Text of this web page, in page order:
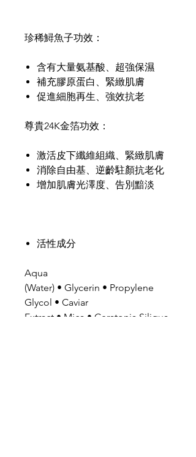
珍稀鱘魚子功效：
含有大量氨基酸、超強保濕
補充膠原蛋白、緊緻肌膚
促進細胞再生、強效抗老
尊貴24K金箔功效：
激活皮下纖維組織、緊緻肌膚
消除自由基、逆齡駐顏抗老化
增加肌膚光澤度、告別黯淡
活性成分
Aqua
(Water) • Glycerin • Propylene
Glycol • Caviar
Extract • Mica • Ceratonia Siliqua